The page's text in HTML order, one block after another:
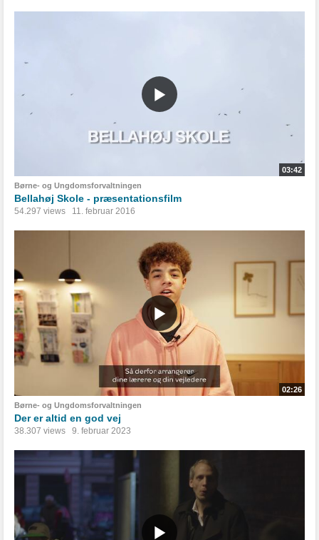
03:42
Børne- og Ungdomsforvaltningen
Bellahøj Skole - præsentationsfilm
54.297 views 11. februar 2016
02:26
Børne- og Ungdomsforvaltningen
Der er altid en god vej
38.307 views 9. februar 2023